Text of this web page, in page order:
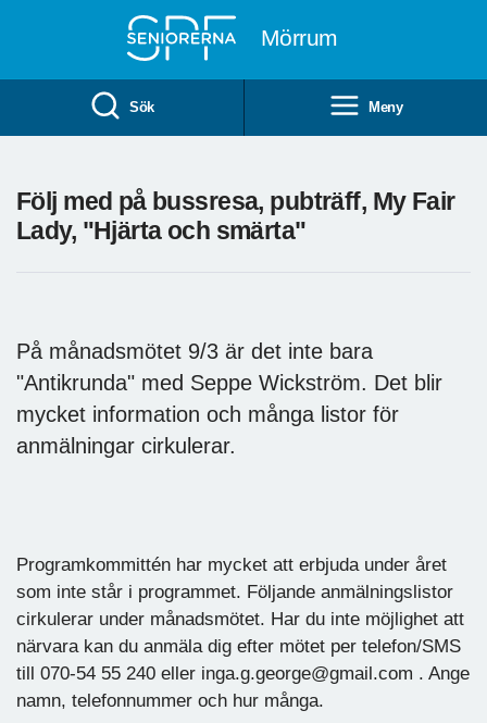
Mörrum
Sök Meny
Följ med på bussresa, pubträff, My Fair
Lady, "Hjärta och smärta"
På månadsmötet 9/3 är det inte bara
"Antikrunda" med Seppe Wickström. Det blir
mycket information och många listor för
anmälningar cirkulerar.
Programkommittén har mycket att erbjuda under året
som inte står i programmet. Följande anmälningslistor
cirkulerar under månadsmötet. Har du inte möjlighet att
närvara kan du anmäla dig efter mötet per telefon/SMS
till 070-54 55 240 eller inga.g.george@gmail.com . Ange
namn, telefonnummer och hur många.